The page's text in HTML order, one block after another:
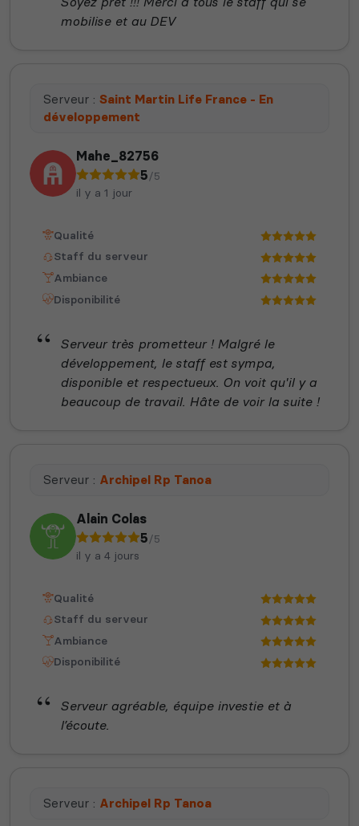
mobilise et au DEV
Serveur : Saint Martin Life France - En
développement
Mahe_82756
5/5
il y a 1 jour
Qualité
Staff du serveur
Ambiance
Disponibilité
Serveur très prometteur ! Malgré le
développement, le staff est sympa,
disponible et respectueux. On voit qu'il y a
beaucoup de travail. Hâte de voir la suite !
Serveur : Archipel Rp Tanoa
Alain Colas
5/5
il y a 4 jours
Qualité
Staff du serveur
Ambiance
Disponibilité
Serveur agréable, équipe investie et à
l’écoute.
Serveur : Archipel Rp Tanoa